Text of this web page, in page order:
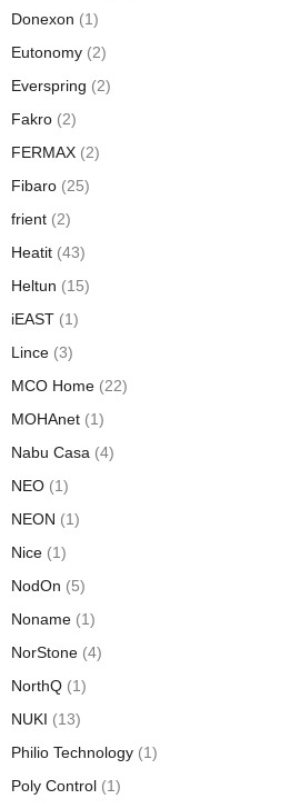
Donexon (1)
Eutonomy (2)
Everspring (2)
Fakro (2)
FERMAX (2)
Fibaro (25)
frient (2)
Heatit (43)
Heltun (15)
iEAST (1)
Lince (3)
MCO Home (22)
MOHAnet (1)
Nabu Casa (4)
NEO (1)
NEON (1)
Nice (1)
NodOn (5)
Noname (1)
NorStone (4)
NorthQ (1)
NUKI (13)
Philio Technology (1)
Poly Control (1)